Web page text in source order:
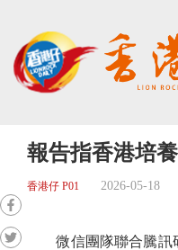
報告指香港培
香港仔 P01 2026-05-18
微信團隊聯合騰訊研